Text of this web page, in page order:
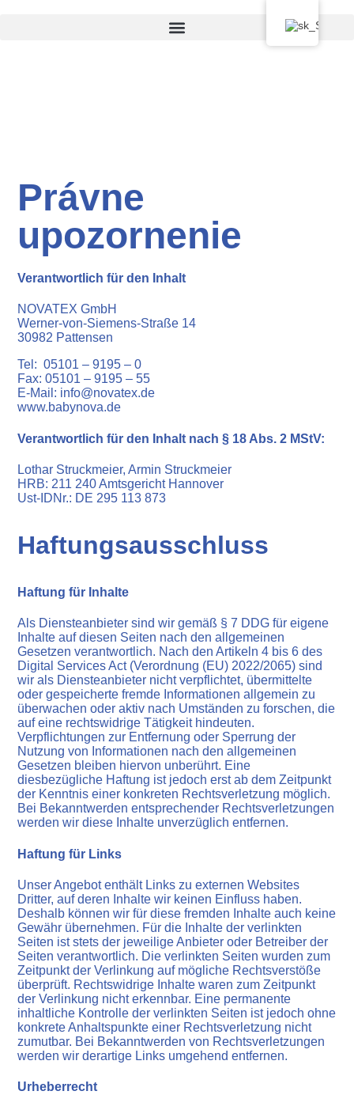
Právne
upozornenie
Verantwortlich für den Inhalt
NOVATEX GmbH
Werner-von-Siemens-Straße 14
30982 Pattensen
Tel: 05101 – 9195 – 0
Fax: 05101 – 9195 – 55
E-Mail: info@novatex.de
www.babynova.de
Verantwortlich für den Inhalt nach § 18 Abs. 2 MStV:
Lothar Struckmeier, Armin Struckmeier
HRB: 211 240 Amtsgericht Hannover
Ust-IDNr.: DE 295 113 873
Haftungsausschluss
Haftung für Inhalte
Als Diensteanbieter sind wir gemäß § 7 DDG für eigene
Inhalte auf diesen Seiten nach den allgemeinen
Gesetzen verantwortlich. Nach den Artikeln 4 bis 6 des
Digital Services Act (Verordnung (EU) 2022/2065) sind
wir als Diensteanbieter nicht verpflichtet, übermittelte
oder gespeicherte fremde Informationen allgemein zu
überwachen oder aktiv nach Umständen zu forschen, die
auf eine rechtswidrige Tätigkeit hindeuten.
Verpflichtungen zur Entfernung oder Sperrung der
Nutzung von Informationen nach den allgemeinen
Gesetzen bleiben hiervon unberührt. Eine
diesbezügliche Haftung ist jedoch erst ab dem Zeitpunkt
der Kenntnis einer konkreten Rechtsverletzung möglich.
Bei Bekanntwerden entsprechender Rechtsverletzungen
werden wir diese Inhalte unverzüglich entfernen.
Haftung für Links
Unser Angebot enthält Links zu externen Websites
Dritter, auf deren Inhalte wir keinen Einfluss haben.
Deshalb können wir für diese fremden Inhalte auch keine
Gewähr übernehmen. Für die Inhalte der verlinkten
Seiten ist stets der jeweilige Anbieter oder Betreiber der
Seiten verantwortlich. Die verlinkten Seiten wurden zum
Zeitpunkt der Verlinkung auf mögliche Rechtsverstöße
überprüft. Rechtswidrige Inhalte waren zum Zeitpunkt
der Verlinkung nicht erkennbar. Eine permanente
inhaltliche Kontrolle der verlinkten Seiten ist jedoch ohne
konkrete Anhaltspunkte einer Rechtsverletzung nicht
zumutbar. Bei Bekanntwerden von Rechtsverletzungen
werden wir derartige Links umgehend entfernen.
Urheberrecht